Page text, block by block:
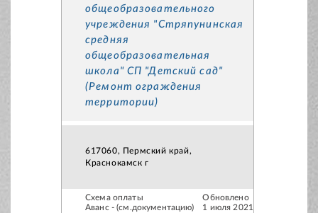
общеобразовательного
учреждения "Стряпунинская
средняя
общеобразовательная
школа" СП "Детский сад"
(Ремонт ограждения
территории)
617060, Пермский край,
Краснокамск г
Схема оплаты
Аванс - (см.документацию)
Обновлено
1 июля 2021